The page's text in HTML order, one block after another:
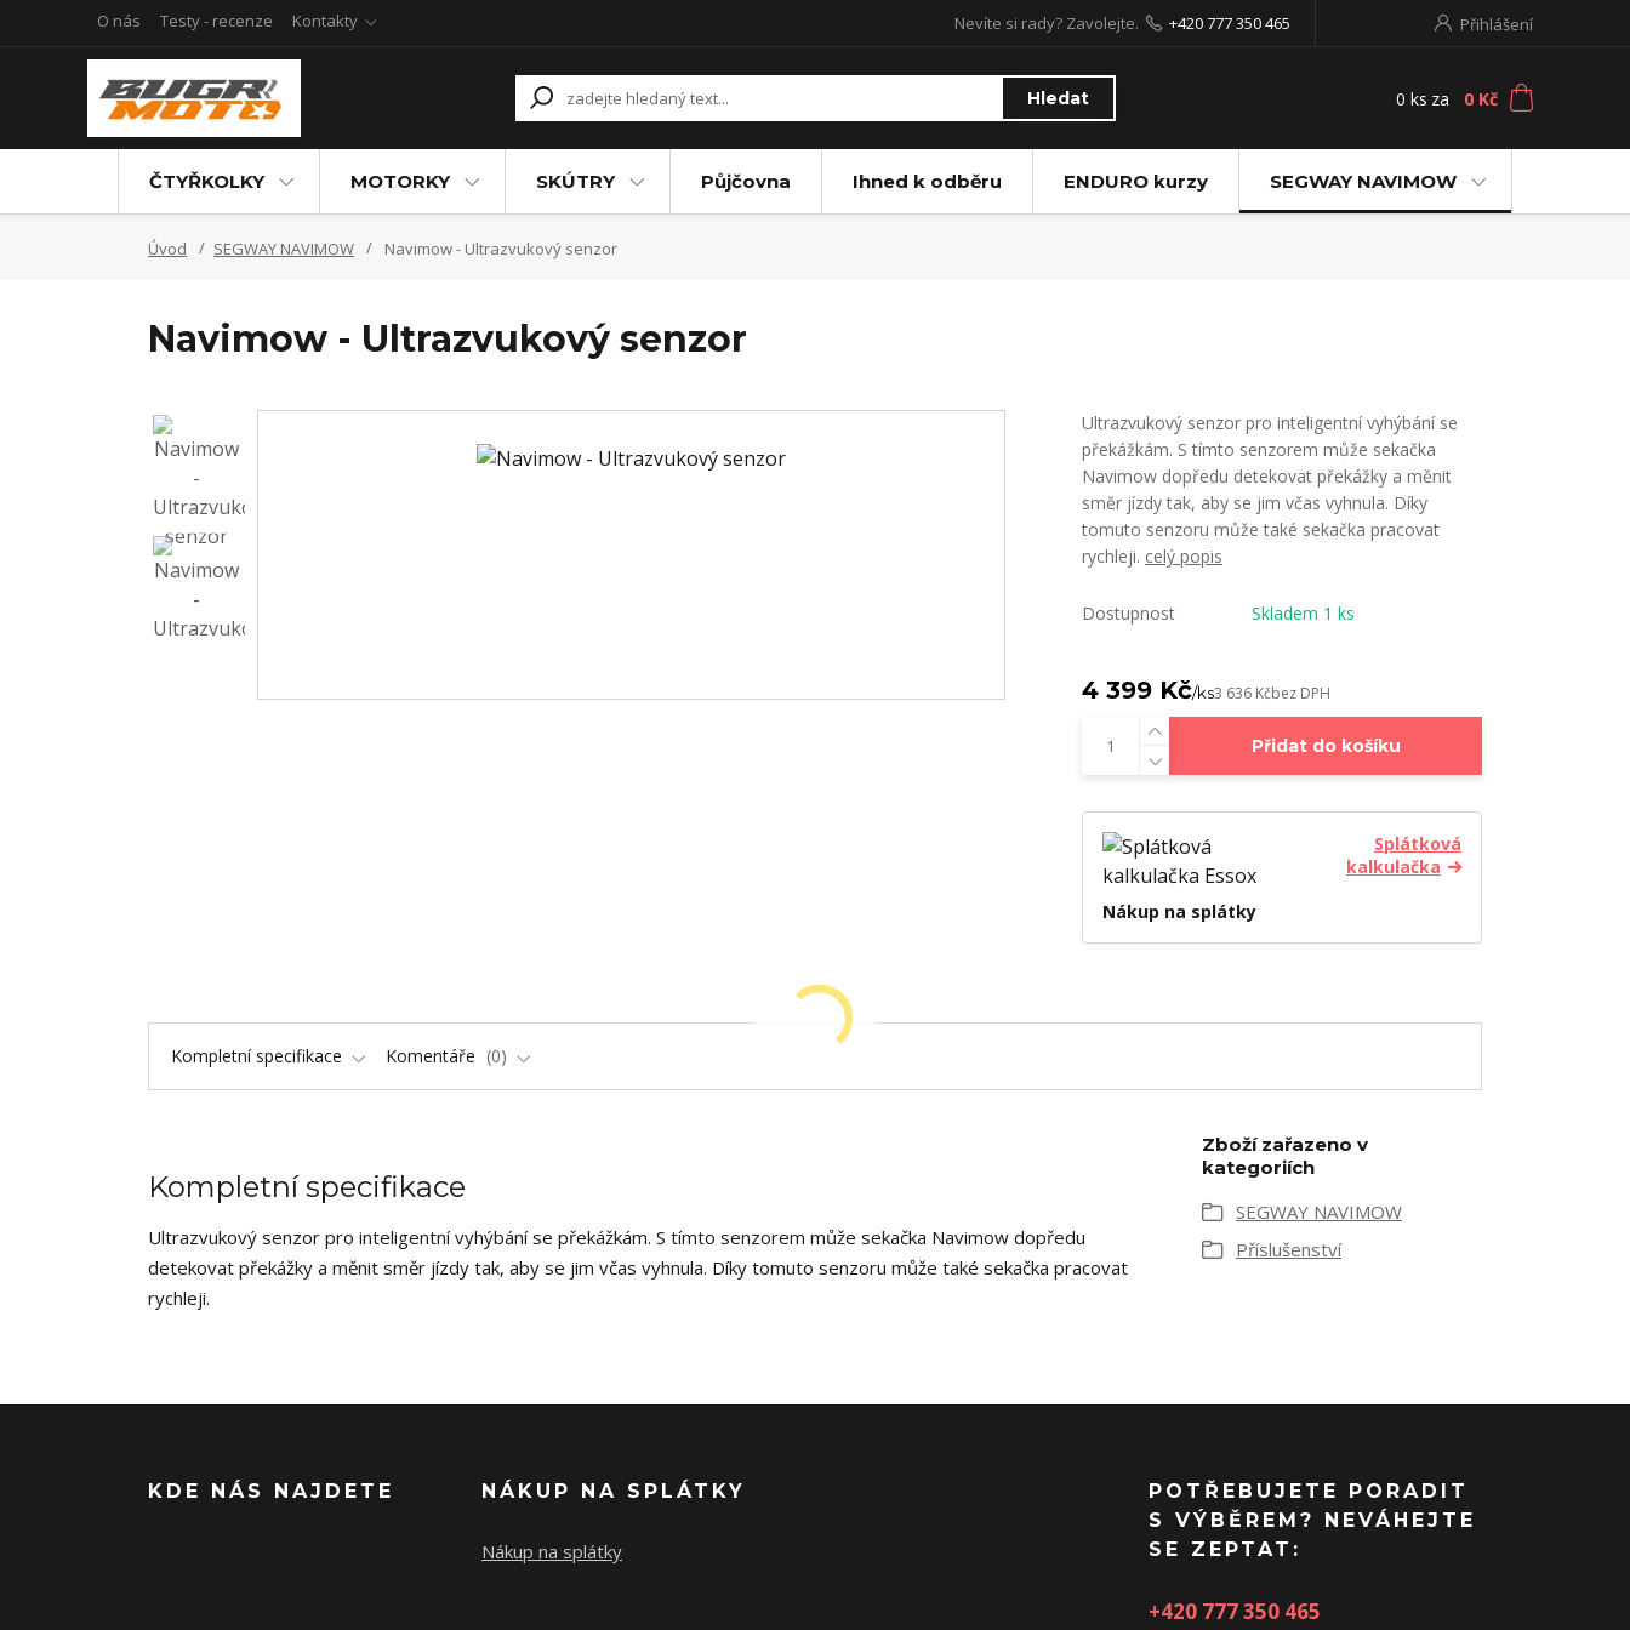
O nás Testy - recenze Kontakty Přihlášení
Hledat
Nevíte si rady? Zavolejte. +420 777 350 465
0 ks za 0 Kč
ČTYŘKOLKY MOTORKY SKÚTRY Půjčovna Ihned k odběru ENDURO kurzy SEGWAY NAVIMOW
Úvod SEGWAY NAVIMOW Navimow - Ultrazvukový senzor
Navimow - Ultrazvukový senzor
Ultrazvukový senzor pro inteligentní vyhýbání se
překážkám. S tímto senzorem může sekačka
Navimow dopředu detekovat překážky a měnit
směr jízdy tak, aby se jim včas vyhnula. Díky
tomuto senzoru může také sekačka pracovat
rychleji. celý popis
Dostupnost Skladem 1 ks
4 399 Kč/ks3 636 Kčbez DPH
Přidat do košíku
Splátková
kalkulačka
Nákup na splátky
Kompletní specifikace Komentáře 0
Kompletní specifikace
Ultrazvukový senzor pro inteligentní vyhýbání se překážkám. S tímto senzorem může sekačka Navimow dopředu
detekovat překážky a měnit směr jízdy tak, aby se jim včas vyhnula. Díky tomuto senzoru může také sekačka pracovat
rychleji.
Zboží zařazeno v
kategoriích
SEGWAY NAVIMOW
Příslušenství
KDE NÁS NAJDETE NÁKUP NA SPLÁTKY
Nákup na splátky
POTŘEBUJETE PORADIT
S VÝBĚREM? NEVÁHEJTE
SE ZEPTAT:
+420 777 350 465